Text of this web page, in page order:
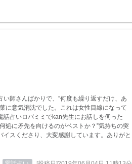
い師さんばかりで、”何度も繰り返すだけ、あ
に意気消沈でした。これは女性目線になって
話占いロバミミでkan先生にお話しを伺った
処に矛先を向けるのがベストか？”気持ちの突
イスくださり、大変感謝しています。ありがと